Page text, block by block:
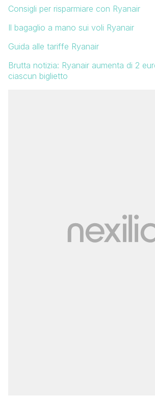
Consigli per risparmiare con Ryanair
Il bagaglio a mano sui voli Ryanair
Guida alle tariffe Ryanair
Brutta notizia: Ryanair aumenta di 2
ciascun biglietto